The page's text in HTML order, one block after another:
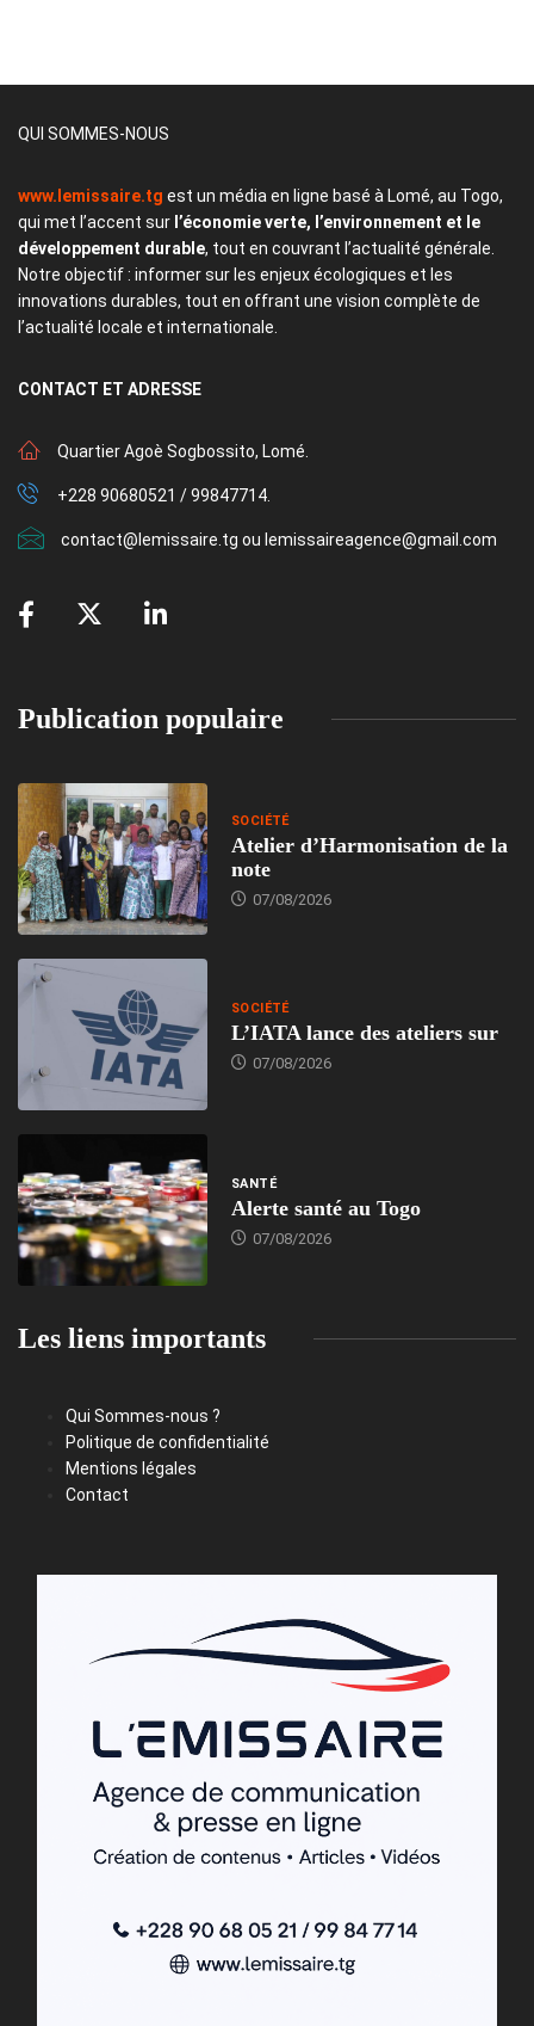
QUI SOMMES-NOUS
www.lemissaire.tg est un média en ligne basé à Lomé, au Togo,
qui met l’accent sur l’économie verte, l’environnement et le
développement durable, tout en couvrant l’actualité générale.
Notre objectif : informer sur les enjeux écologiques et les
innovations durables, tout en offrant une vision complète de
l’actualité locale et internationale.
CONTACT ET ADRESSE
Quartier Agoè Sogbossito, Lomé.
+228 90680521 / 99847714.
contact@lemissaire.tg ou lemissaireagence@gmail.com
Publication populaire
SOCIÉTÉ
Atelier d’Harmonisation de la
note
07/08/2026
SOCIÉTÉ
L’IATA lance des ateliers sur
07/08/2026
SANTÉ
Alerte santé au Togo
07/08/2026
Les liens importants
Qui Sommes-nous ?
Politique de confidentialité
Mentions légales
Contact